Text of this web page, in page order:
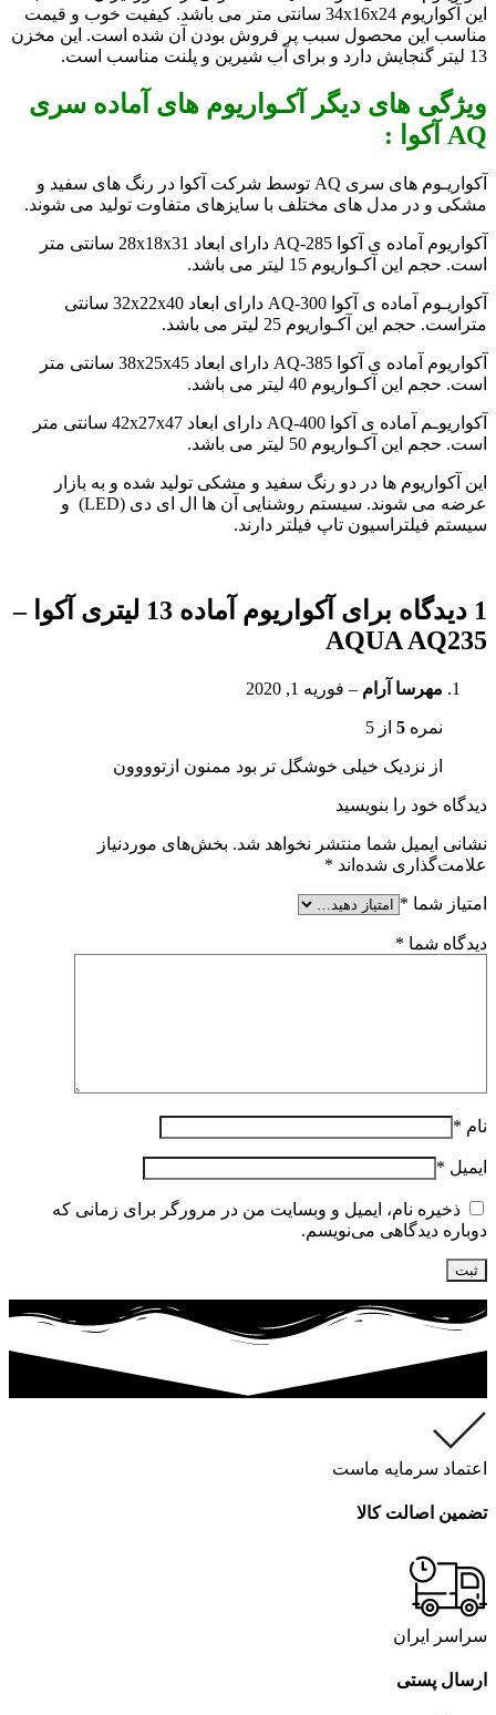
این آکواریوم 34x16x24 سانتی متر می باشد. کیفیت خوب و قیمت
مناسب این محصول سبب پر فروش بودن آن شده است. این مخزن
13 لیتر گنجایش دارد و برای آب شیرین و پلنت مناسب است.
ویژگی های دیگر آکـواریوم های آماده سری
AQ آکوا :
آکواریـوم های سری AQ توسط شرکت آکوا در رنگ های سفید و
مشکی و در مدل های مختلف با سایزهای متفاوت تولید می شوند.
آکواریوم آماده ی آکوا AQ-285 دارای ابعاد 28x18x31 سانتی متر
است. حجم این آکـواریوم 15 لیتر می باشد.
آکواریـوم آماده ی آکوا AQ-300 دارای ابعاد
32x22x40 سانتی
متراست. حجم این آکـواریوم 25 لیتر می باشد.
آکواریوم آماده ی آکوا AQ-385 دارای ابعاد
38x25x45 سانتی متر
است. حجم این آکـواریوم 40 لیتر می باشد.
آکواریوـم آماده ی آکوا AQ-400 دارای ابعاد 42x27x47 سانتی متر
است. حجم این آکـواریوم 50 لیتر می باشد.
این آکواریوم ها در دو رنگ سفید و مشکی تولید شده و به بازار
عرضه می شوند. سیستم روشنایی آن ها ال ای دی (LED) و
سیستم فیلتراسیون تاپ فیلتر دارند.
1 دیدگاه برای
آکواریوم آماده 13 لیتری آکوا –
AQUA AQ235
مهرسا آرام – فوریه 1, 2020
نمره 5 از 5
از نزدیک خیلی خوشگل تر بود ممنون ازتوووون
دیدگاه خود را بنویسید
نشانی ایمیل شما منتشر نخواهد شد. بخش‌های موردنیاز
علامت‌گذاری شده‌اند *
امتیاز شما *
دیدگاه شما *
نام *
ایمیل *
ذخیره نام، ایمیل و وبسایت من در مرورگر برای زمانی که
دوباره دیدگاهی می‌نویسم.
اعتماد سرمایه ماست
تضمین اصالت کالا
سراسر ایران
ارسال پستی